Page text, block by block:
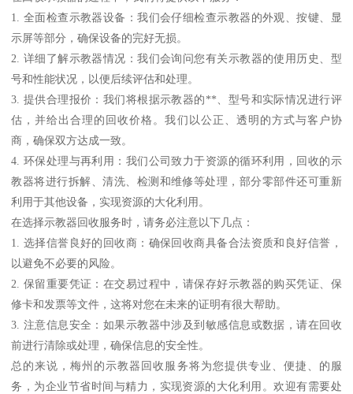
1. 全面检查示教器设备：我们会仔细检查示教器的外观、按键、显
示屏等部分，确保设备的完好无损。
2. 详细了解示教器情况：我们会询问您有关示教器的使用历史、型
号和性能状况，以便后续评估和处理。
3. 提供合理报价：我们将根据示教器的**、型号和实际情况进行评
估，并给出合理的回收价格。我们以公正、透明的方式与客户协
商，确保双方达成一致。
4. 环保处理与再利用：我们公司致力于资源的循环利用，回收的示
教器将进行拆解、清洗、检测和维修等处理，部分零部件还可重新
利用于其他设备，实现资源的大化利用。
在选择示教器回收服务时，请务必注意以下几点：
1. 选择信誉良好的回收商：确保回收商具备合法资质和良好信誉，
以避免不必要的风险。
2. 保留重要凭证：在交易过程中，请保存好示教器的购买凭证、保
修卡和发票等文件，这将对您在未来的证明有很大帮助。
3. 注意信息安全：如果示教器中涉及到敏感信息或数据，请在回收
前进行清除或处理，确保信息的安全性。
总的来说，梅州的示教器回收服务将为您提供专业、便捷、的服
务，为企业节省时间与精力，实现资源的大化利用。欢迎有需要处